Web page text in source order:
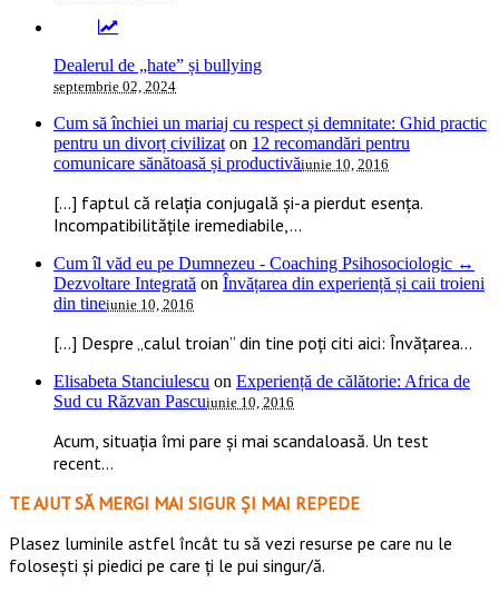
Dealerul de „hate” și bullying
septembrie 02, 2024
Cum să închiei un mariaj cu respect și demnitate: Ghid practic
pentru un divorț civilizat on 12 recomandări pentru
comunicare sănătoasă și productivăiunie 10, 2016
[…] faptul că relația conjugală și-a pierdut esența.
Incompatibilitățile iremediabile,...
Cum îl văd eu pe Dumnezeu - Coaching Psihosociologic ↔
Dezvoltare Integrată on Învățarea din experiență și caii troieni
din tineiunie 10, 2016
[…] Despre „calul troian” din tine poți citi aici: Învățarea...
Elisabeta Stanciulescu on Experiență de călătorie: Africa de
Sud cu Răzvan Pascuiunie 10, 2016
Acum, situația îmi pare și mai scandaloasă. Un test
recent...
TE AJUT SĂ MERGI MAI SIGUR ȘI MAI REPEDE
​​Plasez luminile astfel încât tu să vezi resurse pe care nu le
folosești și piedici pe care ți le pui singur/ă.